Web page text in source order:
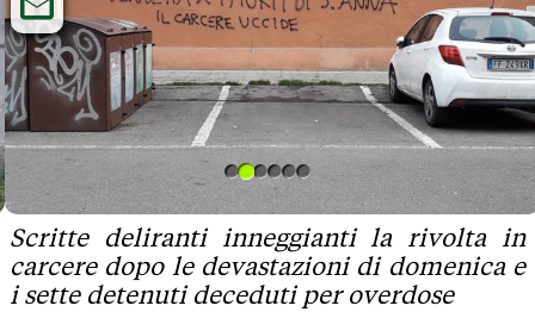
Scritte deliranti inneggianti la rivolta in
carcere dopo le devastazioni di domenica e
i sette detenuti deceduti per overdose